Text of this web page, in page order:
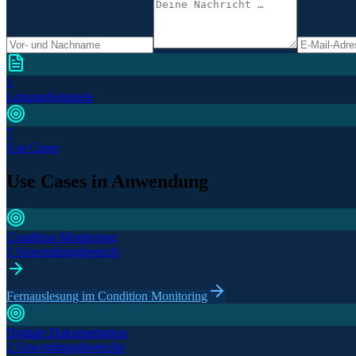
1
Lösungsbeispiele
7
Use Cases
Use Cases in Anwendung
Condition Monitoring
1 Anwendungsbereich
Fernauslesung im Condition Monitoring
Digitale Dokumentation
2 Anwendungsbereiche